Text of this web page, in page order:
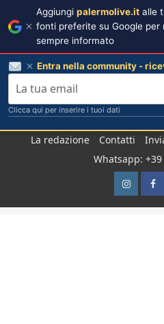
La redazione Contatti
Whatsapp:
Aggiungi palermolive.it alle
fonti preferite su Google per
sempre informato
Entra nella community -
Clicca qui per inserire i tuoi dati